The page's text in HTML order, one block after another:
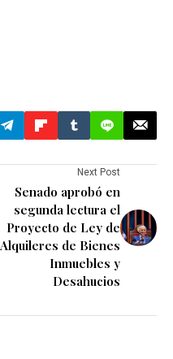
Next Post
Senado aprobó en
segunda lectura el
Proyecto de Ley de
Alquileres de Bienes
Inmuebles y
Desahucios